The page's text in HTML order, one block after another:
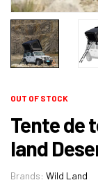
OUT OF STOCK
Tente de
land
Brands: Wild Land